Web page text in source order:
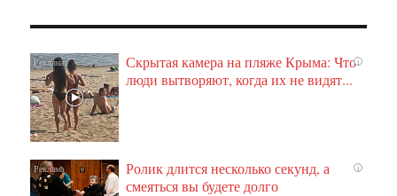
i
Скрытая камера на пляже Крыма: Что
люди вытворяют, когда их не видят...
i
Ролик длится несколько секунд, а
смеяться вы будете долго